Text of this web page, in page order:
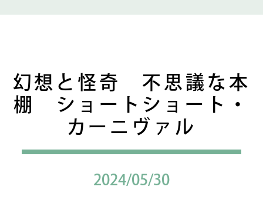
幻想と怪奇 不思議な本
棚 ショートショート・
カーニヴァル
2024/05/30